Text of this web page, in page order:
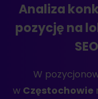
Analiza
pozycję na
W
w Częstochowie